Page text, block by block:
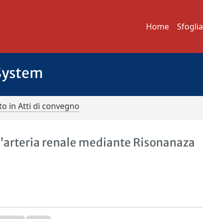
Home Sfoglia
in Atti di convegno
renale mediante Risonanaza